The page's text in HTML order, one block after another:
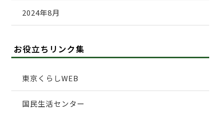
2024年8月
お役立ちリンク集
東京くらしWEB
国民生活センター